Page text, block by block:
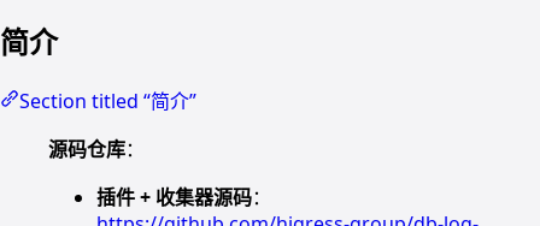
简介
Section titled “简介”
源码仓库：
插件 + 收集器源码：